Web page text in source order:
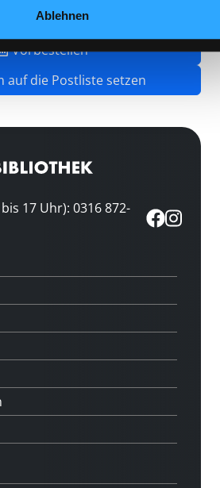
Ablehnen
Vorbestellen
auf die Postliste setzen
17 Uhr): 0316 872-